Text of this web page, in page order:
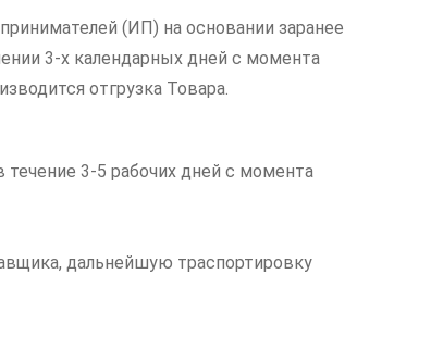
(ИП) на основании заранее
3-х календарных дней с момента
отгрузка Товара.
3-5 рабочих дней с момента
дальнейшую траспортировку